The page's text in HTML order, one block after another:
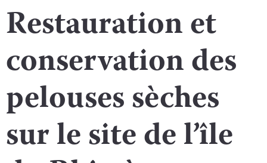
Restauration et
conservation des
pelouses sèches
sur le site de l’île